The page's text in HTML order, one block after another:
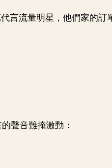
言流量明星，他們家的訂
聲音難掩激動：